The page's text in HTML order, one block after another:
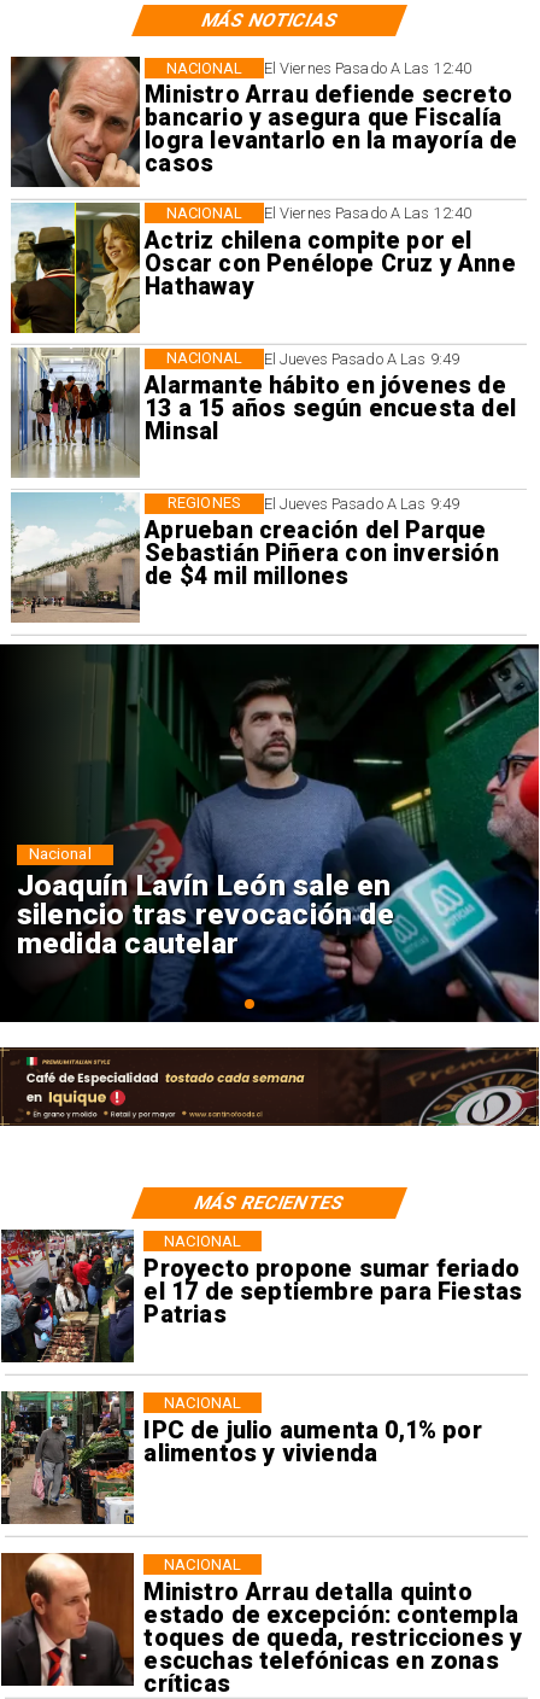
MÁS NOTICIAS
El Viernes Pasado A Las 12:40
Ministro Arrau defiende secreto
bancario y asegura que Fiscalía
logra levantarlo en la mayoría de
casos
NACIONAL
El Viernes Pasado A Las 12:40
Actriz chilena compite por el
Oscar con Penélope Cruz y Anne
Hathaway
NACIONAL
El Jueves Pasado A Las 9:49
Alarmante hábito en jóvenes de
13 a 15 años según encuesta del
Minsal
NACIONAL
El Jueves Pasado A Las 9:49
Aprueban creación del Parque
Sebastián Piñera con inversión
de $4 mil millones
REGIONES
Chile y Venezuela formalizan
reinicio de relaciones
consulares
Nacional
Proyecto propone sumar feriado
el 17 de septiembre para Fiestas
Patrias
NACIONAL
IPC de julio aumenta 0,1% por
alimentos y vivienda
NACIONAL
Ministro Arrau detalla quinto
estado de excepción: contempla
toques de queda, restricciones y
escuchas telefónicas en zonas
críticas
NACIONAL
MÁS RECIENTES